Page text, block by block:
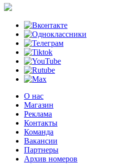
О нас
Магазин
Реклама
Контакты
Команда
Вакансии
Партнеры
Архив номеров